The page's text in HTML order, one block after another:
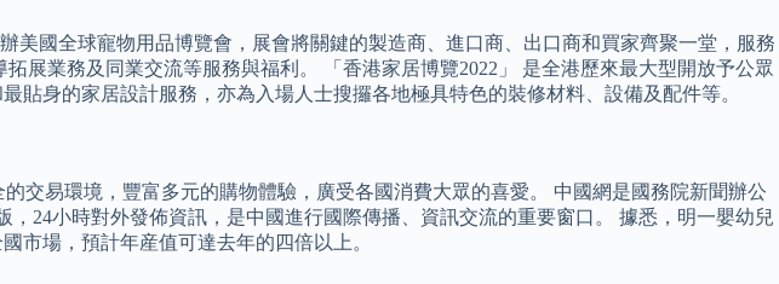
美國全球寵物用品博覽會，展會將關鍵的製造商、進口商、出口商和買家齊聚一堂，服務
展業務及同業交流等服務與福利。 「香港家居博覽2022」 是全港歷來最大型開放予公眾
身的家居設計服務，亦為入場人士搜攞各地極具特色的裝修材料、設備及配件等。
交易環境，豐富多元的購物體驗，廣受各國消費大眾的喜愛。 中國網是國務院新聞辦公
24小時對外發佈資訊，是中國進行國際傳播、資訊交流的重要窗口。 據悉，明一嬰幼兒
市場，預計年産值可達去年的四倍以上。